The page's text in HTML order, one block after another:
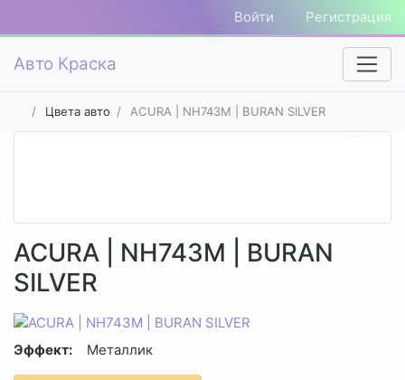
Войти Регистрация
Авто Краска
Цвета авто ACURA | NH743M | BURAN SILVER
ACURA | NH743M | BURAN
SILVER
Эффект: Металлик